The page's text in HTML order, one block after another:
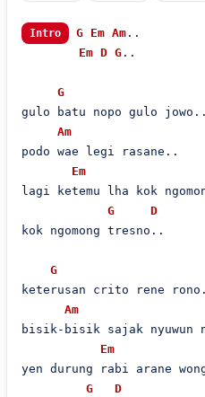
Intro G Em Am..
Em D G..
G
gulo batu nopo gulo jowo..
Am
podo wae legi rasane..
Em
lagi ketemu lha kok
G
D
kok ngomong tresno..
G
keterusan crito rene
Am
bisik-bisik sajak nyuwun
Em
yen durung rabi arane
G
D